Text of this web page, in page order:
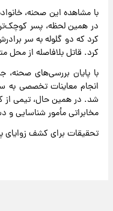
با مشاهده این صحنه،
در همین لحظه، پسر
کرد که دو گلوله به سر
کرد. قاتل بلافاصله از محل
با پایان بررسی‌های صحنه،
انجام معاینات تخصصی به
شد. در همین حال، تیمی از
مخابراتی مأمور شناسایی و
تحقیقات برای کشف زوایای